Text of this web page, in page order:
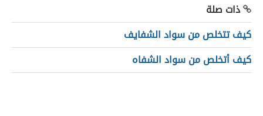
ذات صلة
كيف تتخلص من سواد الشفايف
كيف أتخلص من سواد الشفاه